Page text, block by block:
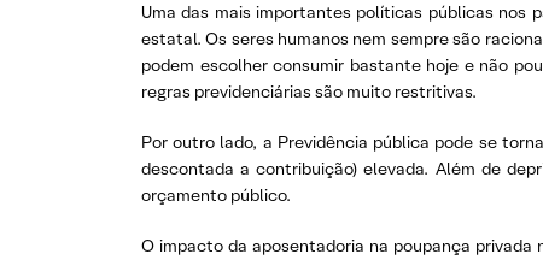
Uma das mais importantes políticas públicas nos
estatal. Os seres humanos nem sempre são
podem escolher consumir bastante hoje e não
regras previdenciárias são muito restritivas.
Por outro lado, a Previdência pública pode se
descontada a contribuição) elevada. Além de
orçamento público.
O impacto da aposentadoria na poupança